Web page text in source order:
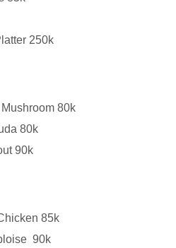
250k
80k
80k
90k
85k
90k